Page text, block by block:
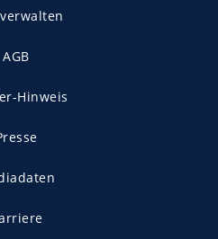
AGB
Hinweis